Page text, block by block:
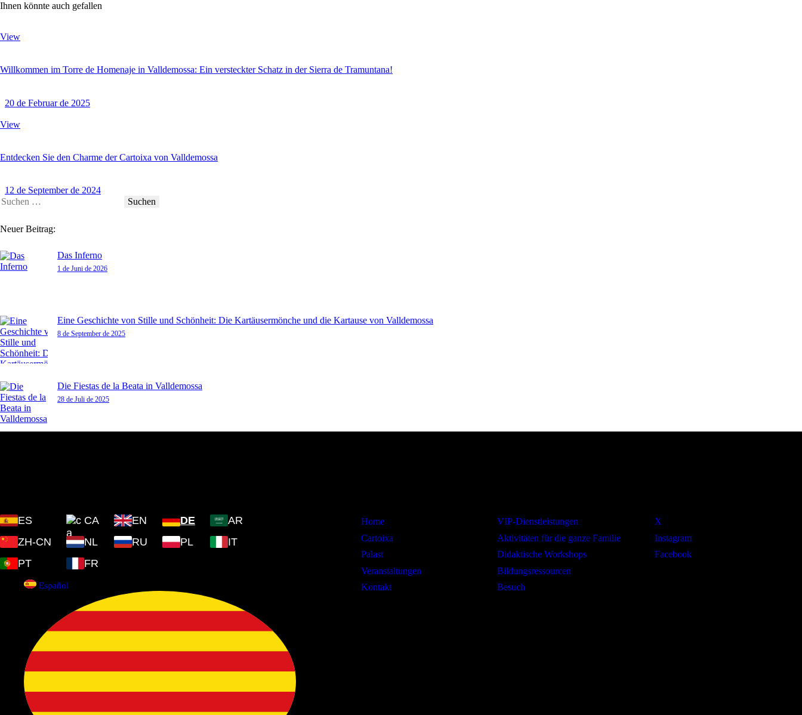
Ihnen könnte auch gefallen
View
Willkommen im Torre de Homenaje in Valldemossa: Ein versteckter Schatz in der Sierra de Tramuntana!
20 de Februar de 2025
View
Entdecken Sie den Charme der Cartoixa von Valldemossa
12 de September de 2024
Neuer Beitrag:
Das Inferno
1 de Juni de 2026
Eine Geschichte von Stille und Schönheit: Die Kartäusermönche und die Kartause von Valldemossa
8 de September de 2025
Die Fiestas de la Beata in Valldemossa
28 de Juli de 2025
ES CA EN DE
AR
ZH-CN
NL RU PL
IT
PT
FR
Español
Home
Cartoixa
Palast
Veranstaltungen
Kontakt
VIP-Dienstleistungen
Aktivitäten für die ganze Familie
Didaktische Workshops
Bildungsressourcen
Besuch
X
Instagram
Facebook